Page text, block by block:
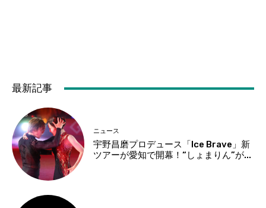
最新記事
ニュース
宇野昌磨プロデュース「Ice Brave」新
ツアーが愛知で開幕！“しょまりん”が...